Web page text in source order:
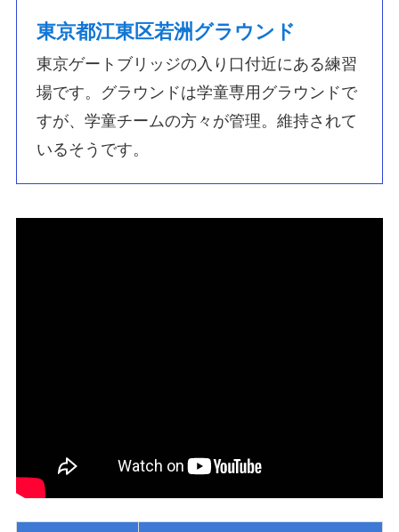
東京都江東区若洲グラウンド
東京ゲートブリッジの入り口付近にある練習
場です。グラウンドは学童専用グラウンドで
すが、学童チームの方々が管理。維持されて
いるそうです。